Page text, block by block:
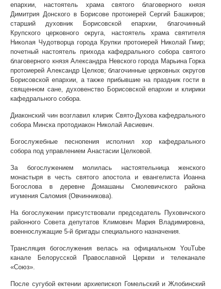
епархии, настоятель храма святого благоверного князя
Димитрия Донского в Борисове протоиерей Сергий Башкиров;
старший духовник Борисовской епархии, благочинный
Крупского церковного округа, настоятель храма святителя
Николая Чудотворца города Крупки протоиерей Николай Гмир;
почетный настоятель прихода кафедрального собора святого
благоверного князя Александра Невского города Марьина Горка
протоиерей Александр Целков; благочинные церковных округов
Борисовской епархии, а также прибывшие на праздник гости в
священном сане, духовенство Борисовской епархии и клирики
кафедрального собора.
Диаконский чин возглавил клирик Свято-Духова кафедрального
собора Минска протодиакон Николай Авсиевич.
Богослужебные песнопения исполнил хор кафедрального
собора под управлением Анастасии Целковой.
За богослужением молилась настоятельница женского
монастыря в честь святого апостола и евангелиста Иоанна
Богослова в деревне Домашаны Смолевичского района
игумения Саломия (Овчинникова).
На богослужении присутствовали председатель Пуховичского
районного Совета депутатов Климович Мария Владимировна,
военнослужащие 5-й бригады специального назначения.
Трансляция богослужения велась на официальном YouTube
канале Белорусской Православной Церкви и телеканале
«Союз».
После сугубой ектении архиепископ Гомельский и Жлобинский